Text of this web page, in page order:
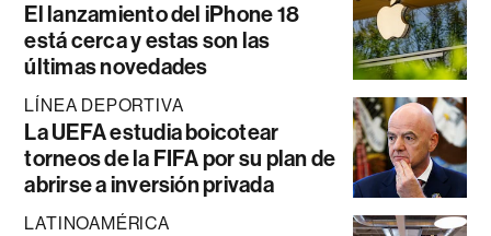
El lanzamiento del iPhone 18
está cerca y estas son las
últimas novedades
LÍNEA DEPORTIVA
La UEFA estudia boicotear
torneos de la FIFA por su plan de
abrirse a inversión privada
LATINOAMÉRICA